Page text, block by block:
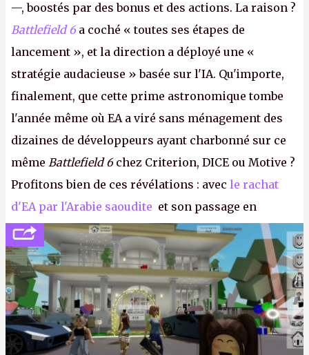
—, boostés par des bonus et des actions. La raison ?
Battlefield 6 a coché « toutes ses étapes de
lancement », et la direction a déployé une «
stratégie audacieuse » basée sur l'IA. Qu'importe,
finalement, que cette prime astronomique tombe
l'année même où EA a viré sans ménagement des
dizaines de développeurs ayant charbonné sur ce
même Battlefield 6chez Criterion, DICE ou Motive ?
Profitons bien de ces révélations : avec le rachat
d'EA par l'Arabie saoudite et son passage en
société privée, l'éditeur n'aura bientôt plus
l'obligation de publier ses bilans. Encore une
victoire pour la transparence.P.